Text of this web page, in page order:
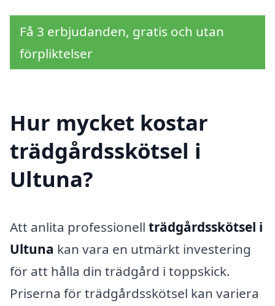
Få 3 erbjudanden, gratis och utan
förpliktelser
Hur mycket kostar
trädgårdsskötsel i
Ultuna?
Att anlita professionell trädgårdsskötsel i
Ultuna kan vara en utmärkt investering
för att hålla din trädgård i toppskick.
Priserna för trädgårdsskötsel kan variera